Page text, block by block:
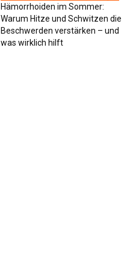
Hämorrhoiden im Sommer:
Warum Hitze und Schwitzen die
Beschwerden verstärken – und
was wirklich hilft